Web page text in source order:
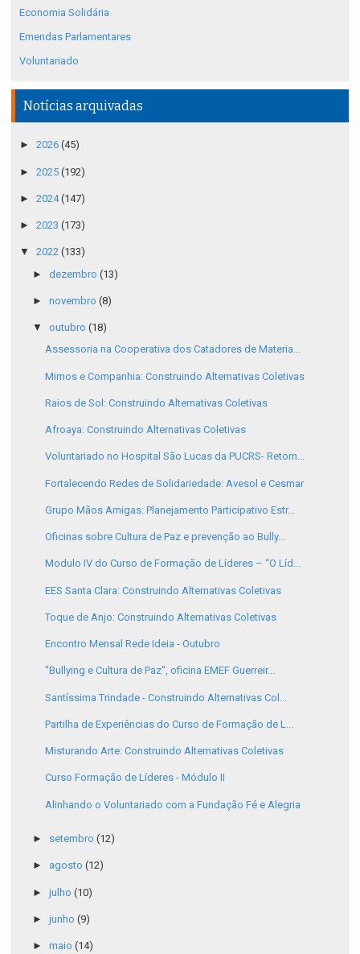
Economia Solidária
Emendas Parlamentares
Voluntariado
Notícias arquivadas
► 2026 (45)
► 2025 (192)
► 2024(147)
► 2023 (173)
▼ 2022 (133)
► dezembro (13)
► novembro (8)
▼ outubro (18)
Assessoria na Cooperativa dos Catadores de Materia...
Mimos e Companhia: Construindo Alternativas Coletivas
Raios de Sol: Construindo Alternativas Coletivas
Afroaya: Construindo Alternativas Coletivas
Voluntariado no Hospital São Lucas da PUCRS- Retom...
Fortalecendo Redes de Solidariedade: Avesol e Cesmar
Grupo Mãos Amigas: Planejamento Participativo Estr...
Oficinas sobre Cultura de Paz e prevenção ao Bully...
Modulo IV do Curso de Formação de Líderes – “O Líd...
EES Santa Clara: Construindo Alternativas Coletivas
Toque de Anjo: Construindo Alternativas Coletivas
Encontro Mensal Rede Ideia - Outubro
"Bullying e Cultura de Paz", oficina EMEF Guerreir...
Santíssima Trindade - Construindo Alternativas Col...
Partilha de Experiências do Curso de Formação de L...
Misturando Arte: Construindo Alternativas Coletivas
Curso Formação de Líderes - Módulo II
Alinhando o Voluntariado com a Fundação Fé e Alegria
► setembro (12)
► agosto (12)
► julho (10)
► junho (9)
► maio (14)